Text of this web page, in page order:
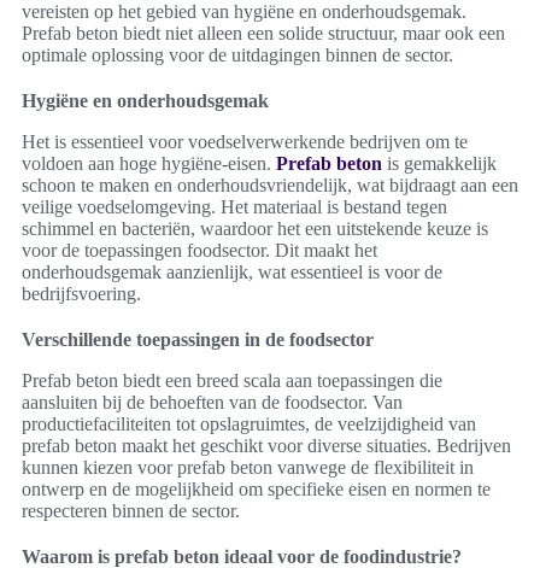
vereisten op het gebied van hygiëne en onderhoudsgemak.
Prefab beton biedt niet alleen een solide structuur, maar ook een
optimale oplossing voor de uitdagingen binnen de sector.
Hygiëne en onderhoudsgemak
Het is essentieel voor voedselverwerkende bedrijven om te
voldoen aan hoge hygiëne-eisen. Prefab beton is gemakkelijk
schoon te maken en onderhoudsvriendelijk, wat bijdraagt aan een
veilige voedselomgeving. Het materiaal is bestand tegen
schimmel en bacteriën, waardoor het een uitstekende keuze is
voor de toepassingen foodsector. Dit maakt het
onderhoudsgemak aanzienlijk, wat essentieel is voor de
bedrijfsvoering.
Verschillende toepassingen in de foodsector
Prefab beton biedt een breed scala aan toepassingen die
aansluiten bij de behoeften van de foodsector. Van
productiefaciliteiten tot opslagruimtes, de veelzijdigheid van
prefab beton maakt het geschikt voor diverse situaties. Bedrijven
kunnen kiezen voor prefab beton vanwege de flexibiliteit in
ontwerp en de mogelijkheid om specifieke eisen en normen te
respecteren binnen de sector.
Waarom is prefab beton ideaal voor de foodindustrie?